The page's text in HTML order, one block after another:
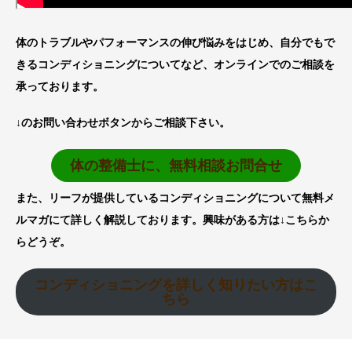
体のトラブルやパフォーマンスの伸び悩みをはじめ、自分でもで
きるコンディショニングについてなど、オンラインでのご相談を
承っております。
↓のお問い合わせボタンからご相談下さい。
体の整備士に、無料相談お問合せ
また、リーフが提供しているコンディショニングについて無料メ
ルマガにて詳しく解説しております。興味がある方は↓こちらか
らどうぞ。
コンディショニングを詳しく知りたい方はこ
ちら